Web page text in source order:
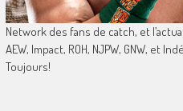
Network des fans de catch, et
AEW, Impact, ROH, NJPW, GNW, et
Toujours!